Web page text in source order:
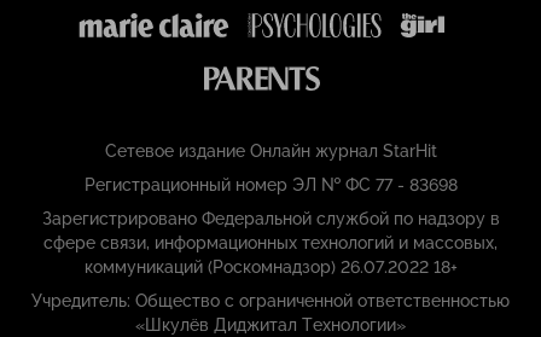
Сетевое издание Онлайн журнал StarHit
Регистрационный номер ЭЛ № ФС 77 - 83698
Зарегистрировано Федеральной службой по надзору в
сфере связи, информационных технологий и массовых,
коммуникаций (Роскомнадзор) 26.07.2022 18+
Учредитель: Общество с ограниченной ответственностью
«Шкулёв Диджитал Технологии»